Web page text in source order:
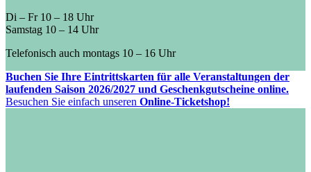
Di – Fr 10 – 18 Uhr
Samstag 10 – 14 Uhr
Telefonisch auch montags 10 – 16 Uhr
Buchen Sie Ihre Eintrittskarten für alle Veranstaltungen der
laufenden Saison 2026/2027 und Geschenkgutscheine online.
Besuchen Sie einfach unseren Online-Ticketshop!